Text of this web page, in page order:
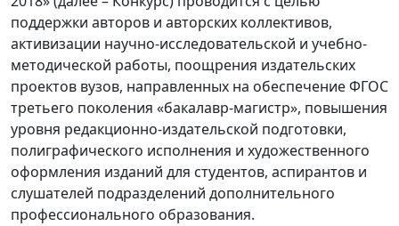
поддержки авторов и авторских коллективов,
активизации научно-исследовательской и учебно-
методической работы, поощрения издательских
проектов вузов, направленных на обеспечение ФГОС
третьего поколения «бакалавр-магистр», повышения
уровня редакционно-издательской подготовки,
полиграфического исполнения и художественного
оформления изданий для студентов, аспирантов и
слушателей подразделений дополнительного
профессионального образования.